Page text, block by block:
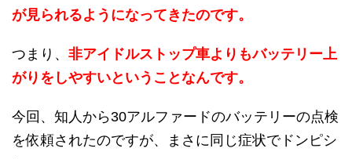
が見られるようになってきたのです。
つまり、 非アイドルストップ車よりもバッテリー上
がりをしやすいということなんです。
今回、知人から30アルファードのバッテリーの点検
を依頼されたのですが、まさに同じ症状でドンピシ